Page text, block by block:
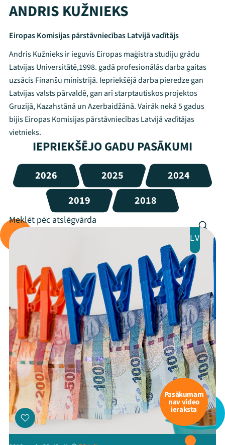
ANDRIS KUŽNIEKS
Eiropas Komisijas pārstāvniecības Latvijā vadītājs
Andris Kužnieks ir ieguvis Eiropas maģistra studiju grādu
Latvijas Universitātē,1998. gadā profesionālās darba gaitas
uzsācis Finanšu ministrijā. Iepriekšējā darba pieredze gan
Latvijas valsts pārvaldē, gan arī starptautiskos projektos
Gruzijā, Kazahstānā un Azerbaidžānā. Vairāk nekā 5 gadus
bijis Eiropas Komisijas pārstāvniecības Latvijā vadītājas
vietnieks.
IEPRIEKŠĒJO GADU PASĀKUMI
2026 2025
2024
2019
2018
LV
Pasākumam
nav video
ieraksta